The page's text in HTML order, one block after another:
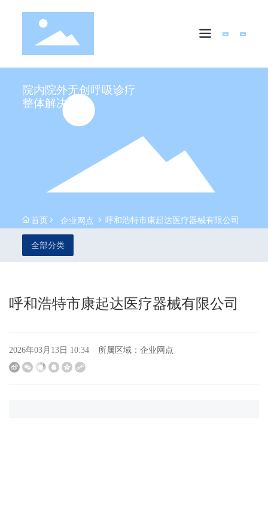
首页 企业网点 呼和浩特市康起达医疗器械有限公司
院内院外无创呼吸诊疗
整体解决方案
全部分类
呼和浩特市康起达医疗器械有限公司
2026年03月13日 10:34 所属区域： 企业网点